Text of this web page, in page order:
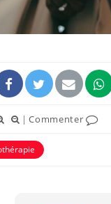
|Commenter